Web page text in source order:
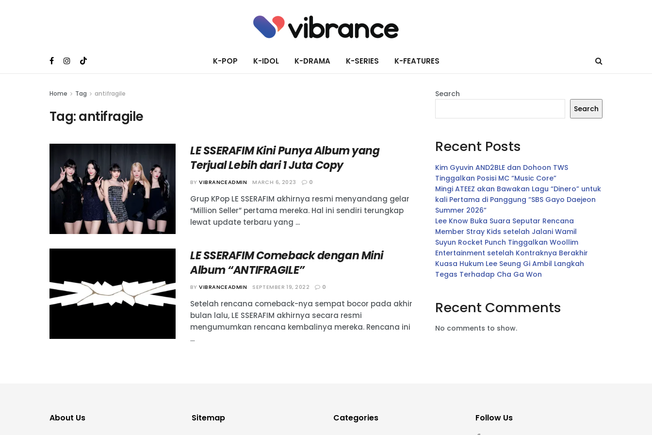
K-POP K-IDOL K-DRAMA K-SERIES K-FEATURES
Home Tag antifragile
Tag:antifragile
LE SSERAFIM Kini Punya Album yang
Terjual Lebih dari 1 Juta Copy
BY VIBRANCEADMIN MARCH 6, 2023 0
Grup KPop LE SSERAFIM akhirnya resmi menyandang gelar
“Million Seller” pertama mereka. Hal ini sendiri terungkap
lewat update terbaru yang ...
LE SSERAFIM Comeback dengan Mini
Album “ANTIFRAGILE”
BY VIBRANCEADMIN SEPTEMBER 19, 2022 0
Setelah rencana comeback-nya sempat bocor pada akhir
bulan lalu, LE SSERAFIM akhirnya secara resmi
mengumumkan rencana kembalinya mereka. Rencana ini
...
Search
Search
Recent Posts
Kim Gyuvin AND2BLE dan Dohoon TWS
Tinggalkan Posisi MC “Music Core”
Mingi ATEEZ akan Bawakan Lagu “Dinero” untuk
kali Pertama di Panggung “SBS Gayo Daejeon
Summer 2026”
Lee Know Buka Suara Seputar Rencana
Member Stray Kids setelah Jalani Wamil
Suyun Rocket Punch Tinggalkan Woollim
Entertainment setelah Kontraknya Berakhir
Kuasa Hukum Lee Seung Gi Ambil Langkah
Tegas Terhadap Cha Ga Won
Recent Comments
No comments to show.
About Us Sitemap Categories Follow Us